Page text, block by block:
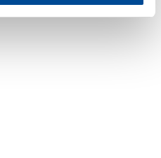
inoltre
di analisi dei dati web,
loro o che hanno
servizi. Scegliendo
i cookie tecnici necessari
sito, con “Personalizza”